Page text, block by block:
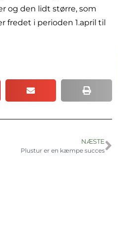
og den lidt større, som
fredet i perioden 1.april til
NÆSTE
Plustur er en kæmpe succes